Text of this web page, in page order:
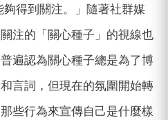
夠得到關注。」隨著社群媒
注的「關心種子」的視線也
遍認為關心種子總是為了博
言詞，但現在的氛圍開始轉
些行為來宣傳自己是什麼樣